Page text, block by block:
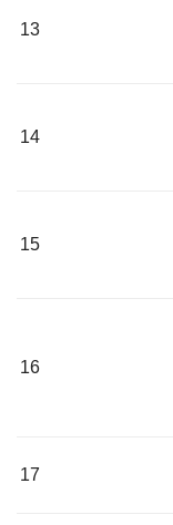
13
14
15
16
17